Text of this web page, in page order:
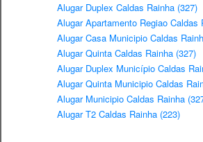
Alugar Duplex Caldas Rainha (327)
Alugar Apartamento Regiao Caldas
Alugar Casa Municipio Caldas
Alugar Quinta Caldas Rainha (327)
Alugar Duplex Município Caldas
Alugar Quinta Municipio Caldas
Alugar Municipio Caldas Rainha
Alugar T2 Caldas Rainha (223)